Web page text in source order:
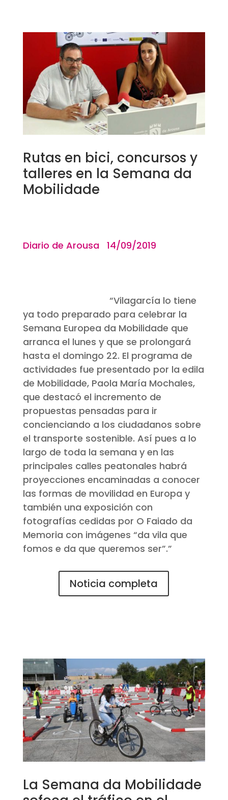
Rutas en bici, concursos y
talleres en la Semana da
Mobilidade
Diario de Arousa 14/09/2019
“Vilagarcía lo tiene
ya todo preparado para celebrar la
Semana Europea da Mobilidade que
arranca el lunes y que se prolongará
hasta el domingo 22. El programa de
actividades fue presentado por la edila
de Mobilidade, Paola María Mochales,
que destacó el incremento de
propuestas pensadas para ir
concienciando a los ciudadanos sobre
el transporte sostenible. Así pues a lo
largo de toda la semana y en las
principales calles peatonales habrá
proyecciones encaminadas a conocer
las formas de movilidad en Europa y
también una exposición con
fotografías cedidas por O Faiado da
Memoria con imágenes “da vila que
fomos e da que queremos ser”.”
Noticia completa
La Semana da Mobilidade